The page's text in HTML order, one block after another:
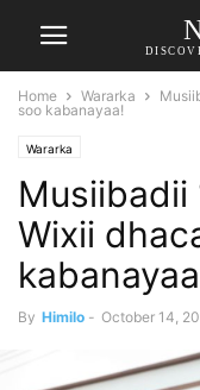
Home Wararka
soo kabanayaa!
Wararka
Musiibadii
Wixii
By Himilo - October 14,